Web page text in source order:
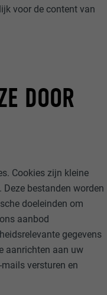
voor de content van
DOOR
Cookies zijn kleine
bestanden worden
doeleinden om
aanbod
gegevens
aanrichten aan uw
versturen en